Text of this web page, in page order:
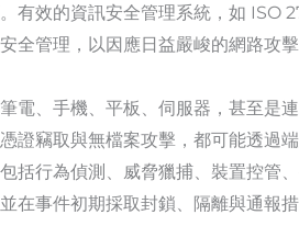
有效的資訊安全管理系統，如 ISO
全管理，以因應日益嚴峻的網路攻擊
電、手機、平板、伺服器，甚至是
證竊取與無檔案攻擊，都可能透過
括行為偵測、威脅獵捕、裝置控管
在事件初期採取封鎖、隔離與通報